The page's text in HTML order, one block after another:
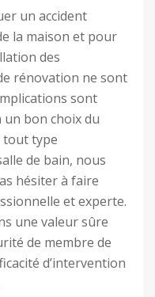
un accident
la maison et pour
des
rénovation ne sont
sont
bon choix du
tout type
de bain, nous
hésiter à faire
et experte.
une valeur sûre
de membre de
d’intervention